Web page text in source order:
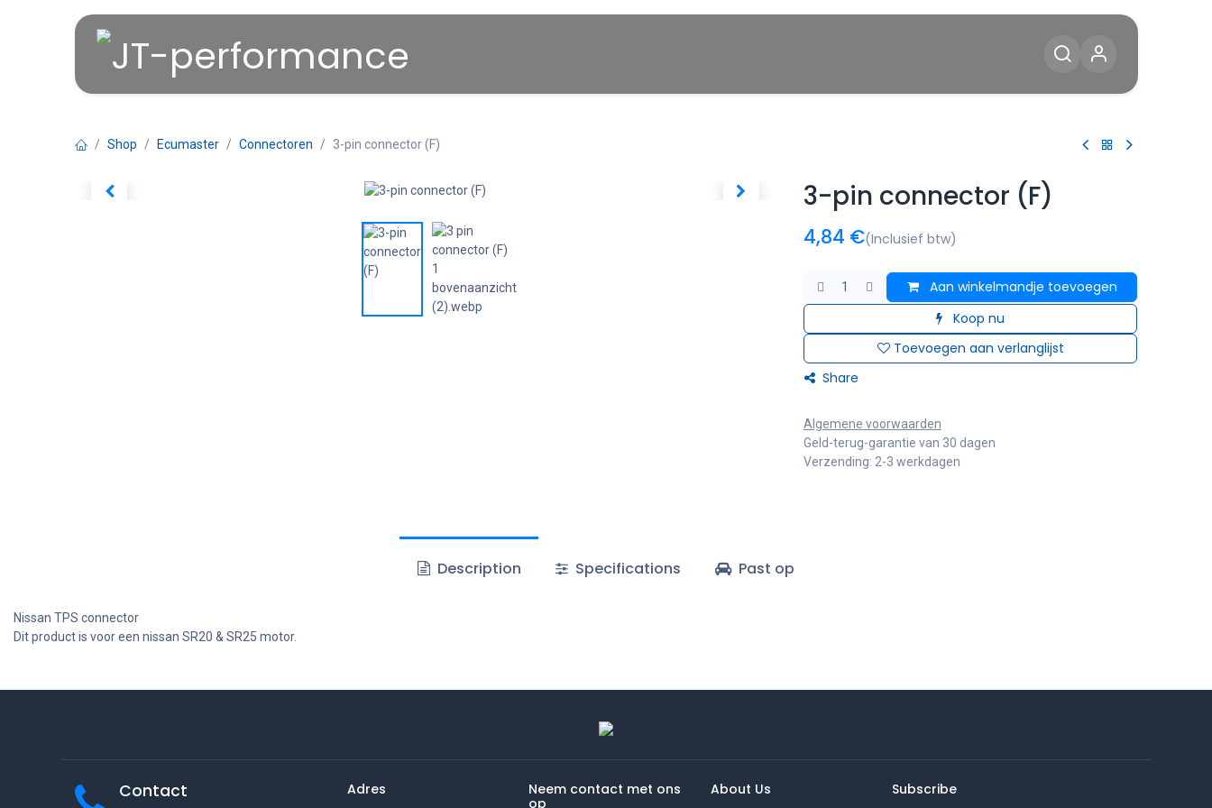
Shop Ecumaster Connectoren 3-pin connector (F)
3-pin connector (F)
4,84 €(Inclusief btw)
Aan winkelmandje toevoegen
Koop nu
Toevoegen aan verlanglijst
Share
Algemene voorwaarden
Geld-terug-garantie van 30 dagen
Verzending: 2-3 werkdagen
Description Specifications Past op
Nissan TPS connector
Dit product is voor een nissan SR20 & SR25 motor.
Contact Adres
Neem contact met ons
op
About Us Subscribe